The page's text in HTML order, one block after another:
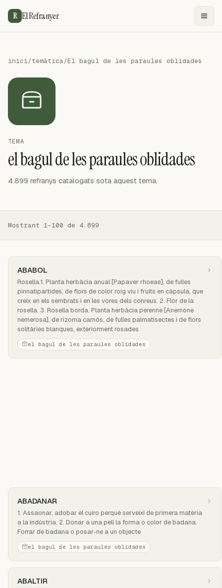
R El Refranyer
inici/temàtica/El bagul de les paraules oblidades
TEMA
el bagul de les paraules oblidades
4.899 refranys catalogats sota aquest tema.
Mostrant 1–100 de 4.899
ABABOL
Rosella.1. Planta herbàcia anual [Papaver rhoeas], de fulles
pinnatipartides, de flors de color roig viu i fruits en càpsula, que
creix en els sembrats i en les vores dels conreus. 2. Flor de la
rosella. 3. Rosella borda. Planta herbàcia perenne [Anemone
nemerosa], de rizoma carnós, de fulles palmatisectes i de flors
solitàries blanques, exteriorment rosades
el bagul de les paraules oblidades
ABADANAR
1. Assaonar, adobar el cuiro perquè serveixi de primera matèria
a la indústria. 2. Donar a una pell la forma o color de badana.
Forrar de badana o posar-ne a un objecte
el bagul de les paraules oblidades
ABALTIR